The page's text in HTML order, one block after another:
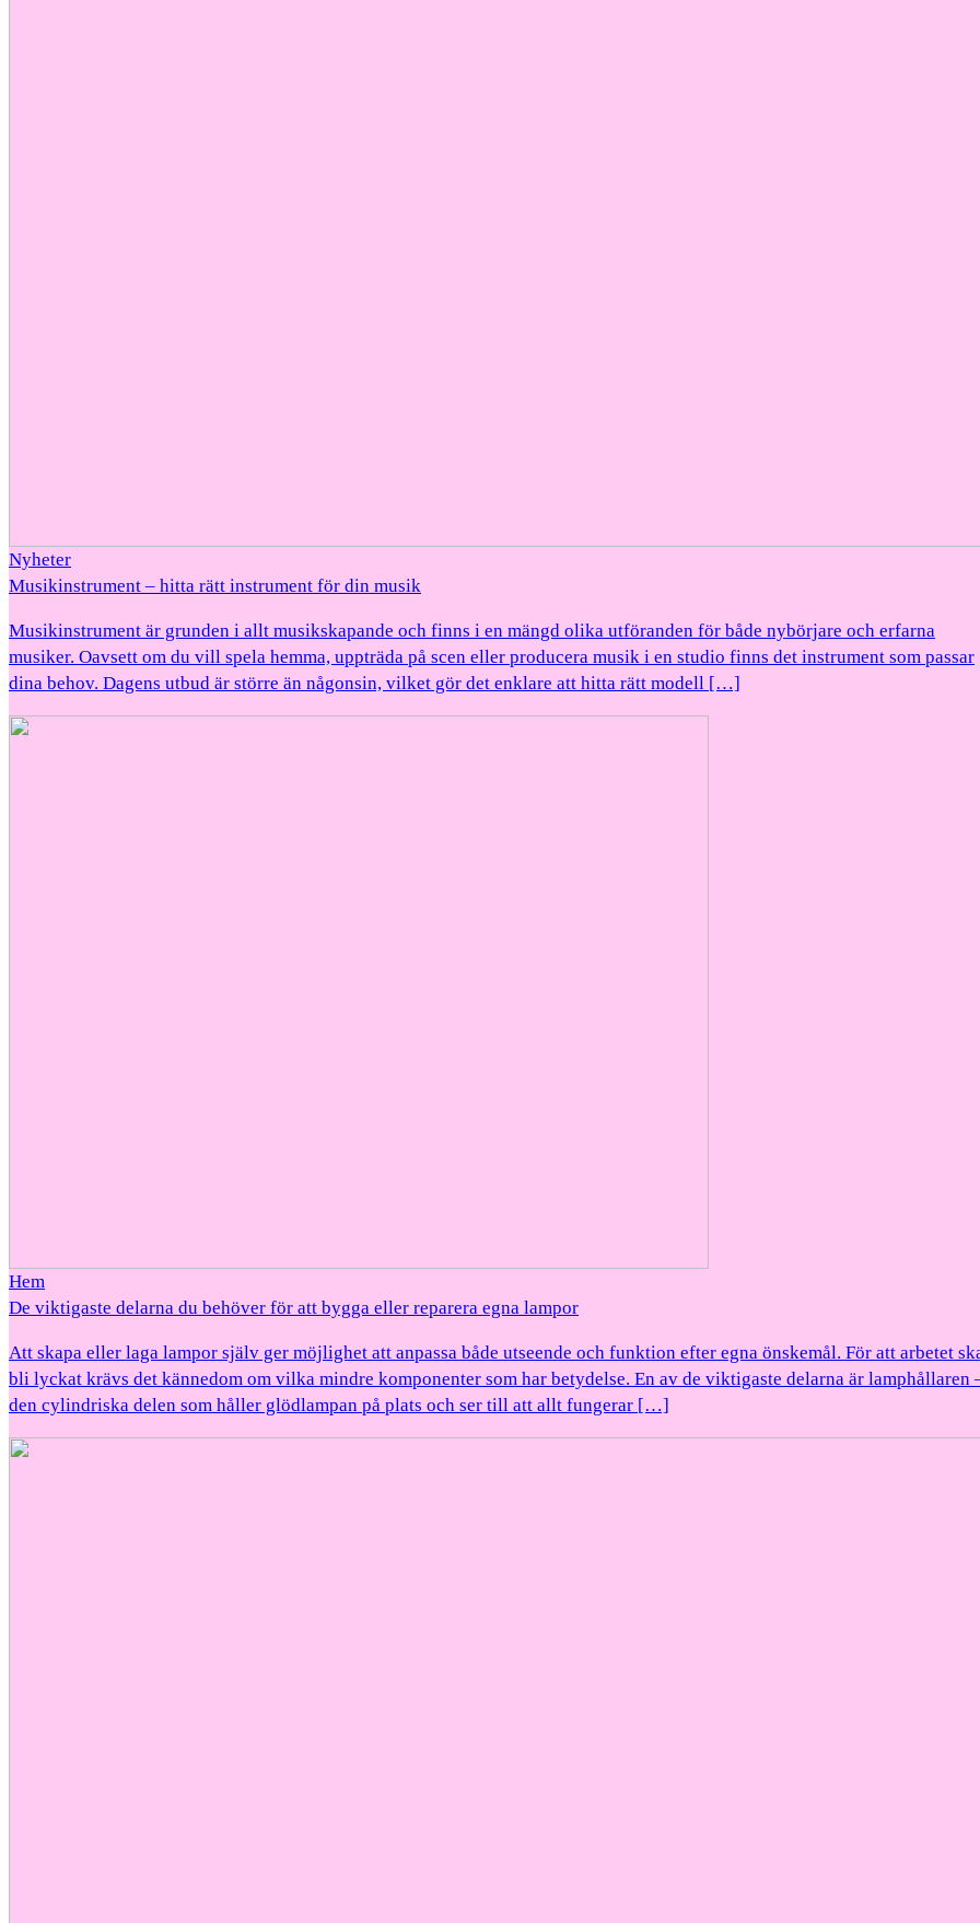
Nyheter
Musikinstrument – hitta rätt instrument för din musik
Musikinstrument är grunden i allt musikskapande och finns i en mängd olika utföranden för både nybörjare och erfarna
musiker. Oavsett om du vill spela hemma, uppträda på scen eller producera musik i en studio finns det instrument som passar
dina behov. Dagens utbud är större än någonsin, vilket gör det enklare att hitta rätt modell […]
Hem
De viktigaste delarna du behöver för att bygga eller reparera egna lampor
Att skapa eller laga lampor själv ger möjlighet att anpassa både utseende och funktion efter egna önskemål. För att arbetet
bli lyckat krävs det kännedom om vilka mindre komponenter som har betydelse. En av de viktigaste delarna är lamphållaren
den cylindriska delen som håller glödlampan på plats och ser till att allt fungerar […]